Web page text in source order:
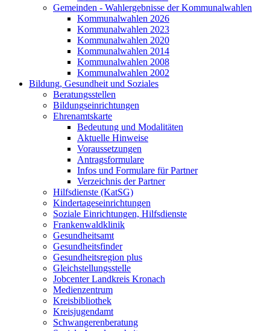
Gemeinden - Wahlergebnisse der Kommunalwahlen
Kommunalwahlen 2026
Kommunalwahlen 2023
Kommunalwahlen 2020
Kommunalwahlen 2014
Kommunalwahlen 2008
Kommunalwahlen 2002
Bildung, Gesundheit und Soziales
Beratungsstellen
Bildungseinrichtungen
Ehrenamtskarte
Bedeutung und Modalitäten
Aktuelle Hinweise
Voraussetzungen
Antragsformulare
Infos und Formulare für Partner
Verzeichnis der Partner
Hilfsdienste (KatSG)
Kindertageseinrichtungen
Soziale Einrichtungen, Hilfsdienste
Frankenwaldklinik
Gesundheitsamt
Gesundheitsfinder
Gesundheitsregion plus
Gleichstellungsstelle
Jobcenter Landkreis Kronach
Medienzentrum
Kreisbibliothek
Kreisjugendamt
Schwangerenberatung